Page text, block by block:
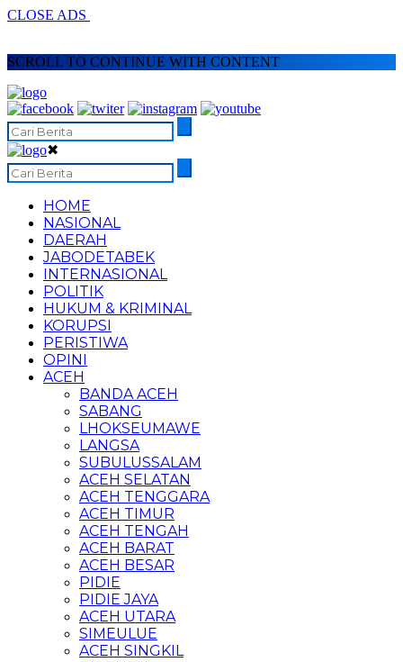
CLOSE ADS
SCROLL TO CONTINUE WITH CONTENT
✖
HOME
NASIONAL
DAERAH
JABODETABEK
INTERNASIONAL
POLITIK
HUKUM & KRIMINAL
KORUPSI
PERISTIWA
OPINI
ACEH
BANDA ACEH
SABANG
LHOKSEUMAWE
LANGSA
SUBULUSSALAM
ACEH SELATAN
ACEH TENGGARA
ACEH TIMUR
ACEH TENGAH
ACEH BARAT
ACEH BESAR
PIDIE
PIDIE JAYA
ACEH UTARA
SIMEULUE
ACEH SINGKIL